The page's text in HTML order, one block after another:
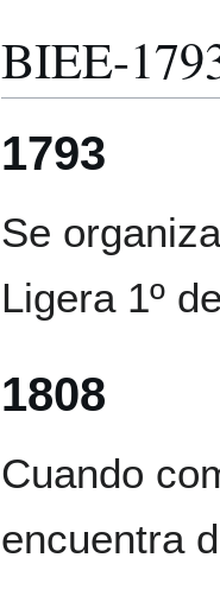
BIEE-
1793
Se
Ligera 1º
1808
Cuando
encuentra